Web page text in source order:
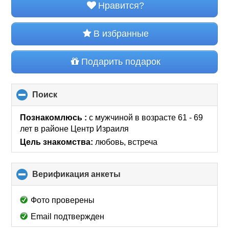
Нравится?
В избранные
Подарить подарок
Поиск
to
collapse
contents
Познакомлюсь :с мужчиной в возрасте 61 - 69
лет в районе Центр Израиля
Цель знакомства: любовь, встреча
Верификация анкеты
to
Фото проверены
Email подтвержден